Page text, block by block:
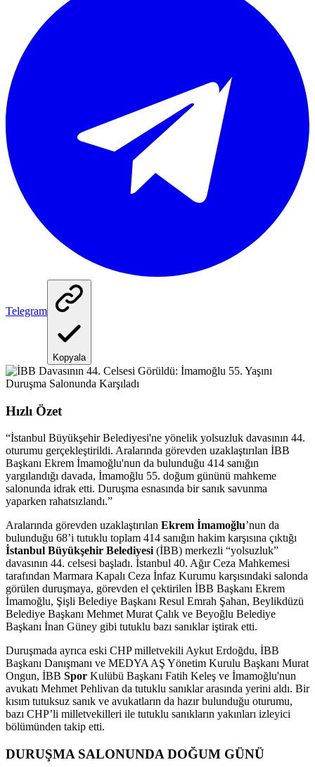
Telegram
Kopyala
Hızlı Özet
“İstanbul Büyükşehir Belediyesi'ne yönelik yolsuzluk davasının 44.
oturumu gerçekleştirildi. Aralarında görevden uzaklaştırılan İBB
Başkanı Ekrem İmamoğlu'nun da bulunduğu 414 sanığın
yargılandığı davada, İmamoğlu 55. doğum gününü mahkeme
salonunda idrak etti. Duruşma esnasında bir sanık savunma
yaparken rahatsızlandı.”
Aralarında görevden uzaklaştırılan Ekrem İmamoğlu’nun da
bulunduğu 68’i tutuklu toplam 414 sanığın hakim karşısına çıktığı
İstanbul Büyükşehir Belediyesi (İBB) merkezli “yolsuzluk”
davasının 44. celsesi başladı. İstanbul 40. Ağır Ceza Mahkemesi
tarafından Marmara Kapalı Ceza İnfaz Kurumu karşısındaki salonda
görülen duruşmaya, görevden el çektirilen İBB Başkanı Ekrem
İmamoğlu, Şişli Belediye Başkanı Resul Emrah Şahan, Beylikdüzü
Belediye Başkanı Mehmet Murat Çalık ve Beyoğlu Belediye
Başkanı İnan Güney gibi tutuklu bazı sanıklar iştirak etti.
Duruşmada ayrıca eski CHP milletvekili Aykut Erdoğdu, İBB
Başkanı Danışmanı ve MEDYA AŞ Yönetim Kurulu Başkanı Murat
Ongun, İBB Spor Kulübü Başkanı Fatih Keleş ve İmamoğlu'nun
avukatı Mehmet Pehlivan da tutuklu sanıklar arasında yerini aldı. Bir
kısım tutuksuz sanık ve avukatların da hazır bulunduğu oturumu,
bazı CHP’li milletvekilleri ile tutuklu sanıkların yakınları izleyici
bölümünden takip etti.
DURUŞMA SALONUNDA DOĞUM GÜNÜ